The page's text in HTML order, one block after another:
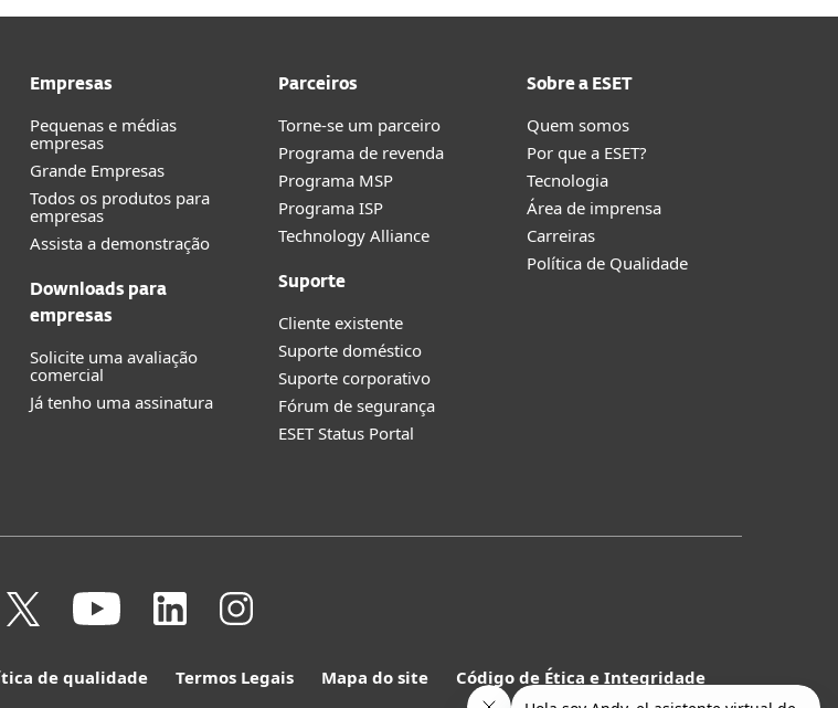
Empresas
Pequenas e médias
empresas
Grande Empresas
Todos os produtos para
empresas
Assista a demonstração
Downloads para
empresas
Solicite uma avaliação
comercial
Já tenho uma assinatura
Parceiros
Torne-se um parceiro
Programa de revenda
Programa MSP
Programa ISP
Technology Alliance
Suporte
Cliente existente
Suporte doméstico
Suporte corporativo
Fórum de segurança
ESET Status Portal
Sobre a ESET
Quem somos
Por que a ESET?
Tecnologia
Área de imprensa
Carreiras
Política de Qualidade
de qualidade Termos Legais Mapa do site
Código de Ética e Integridade